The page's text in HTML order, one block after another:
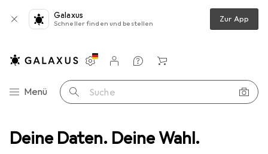
Deine Daten. Deine Wahl.
Galaxus
Schneller finden und bestellen Zur App
Navigation nach Kategorien
Menü Suche
Einstellungen
Kundenkonto
Vergleichslisten
Merklisten
Warenkorb
Bilderrahmen Hama Nivala 13x18 Portrait Holz